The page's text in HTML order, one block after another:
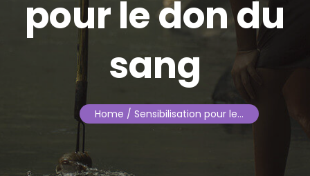
pour le don du
sang
Home / Sensibilisation pour le…